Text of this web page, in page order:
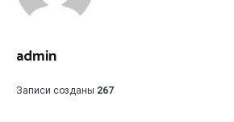
admin
Записи созданы 267